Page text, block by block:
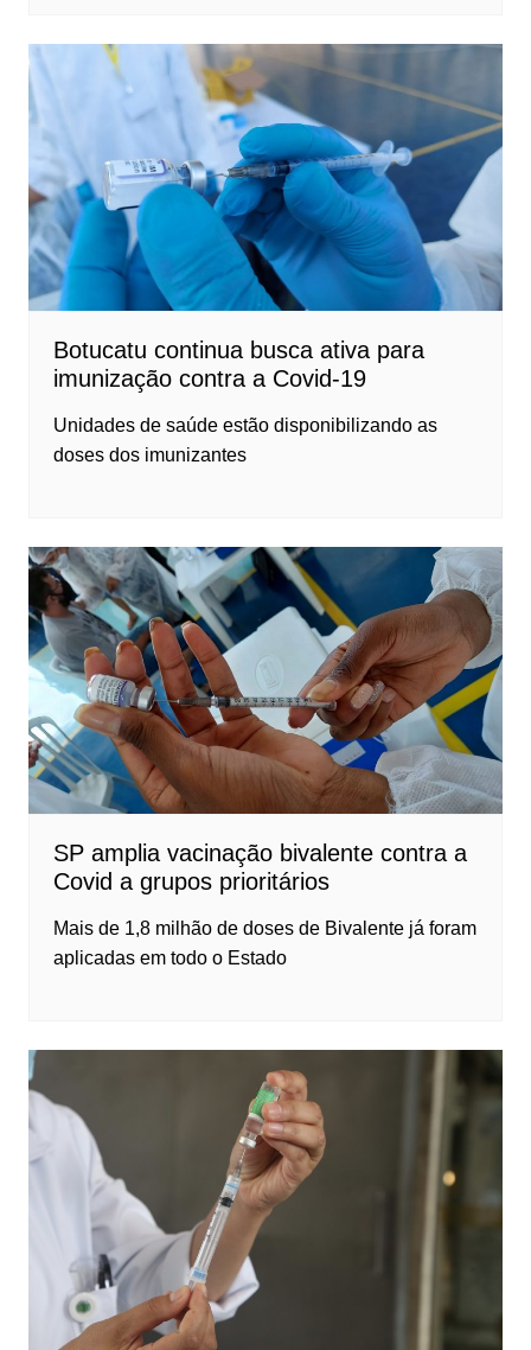
Botucatu continua busca ativa para
imunização contra a Covid-19
Unidades de saúde estão disponibilizando as
doses dos imunizantes
SP amplia vacinação bivalente contra a
Covid a grupos prioritários
Mais de 1,8 milhão de doses de Bivalente já foram
aplicadas em todo o Estado